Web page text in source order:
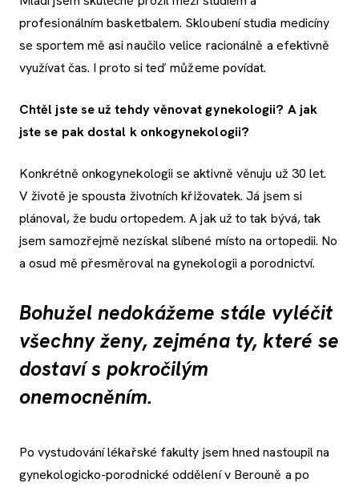
profesionálním basketbalem. Skloubení studia medicíny
se sportem mě asi naučilo velice racionálně a efektivně
využívat čas. I proto si teď můžeme povídat.
Chtěl jste se už tehdy věnovat gynekologii? A jak
jste se pak dostal k onkogynekologii?
Konkrétně onkogynekologii se aktivně věnuju už 30 let.
V životě je spousta životních křižovatek. Já jsem si
plánoval, že budu ortopedem. A jak už to tak bývá, tak
jsem samozřejmě nezískal slíbené místo na ortopedii. No
a osud mě přesměroval na gynekologii a porodnictví.
Bohužel nedokážeme stále vyléčit
všechny ženy, zejména ty, které se
dostaví s pokročilým
onemocněním.
Po vystudování lékařské fakulty jsem hned nastoupil na
gynekologicko-porodnické oddělení v Berouně a po